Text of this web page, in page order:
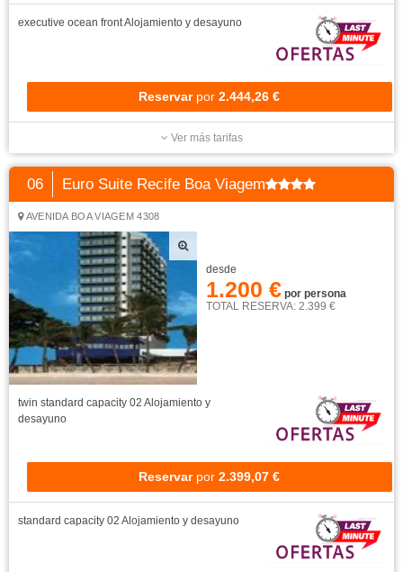
executive ocean frontAlojamiento y desayuno
Reservar por 2.444,26 €
Ver más tarifas
06 Euro Suite Recife Boa Viagem
AVENIDA BOA VIAGEM 4308
desde
1.200 € por persona
TOTAL RESERVA: 2.399 €
twin standard capacity 02 Alojamiento y
desayuno
Reservar por 2.399,07 €
standard capacity 02 Alojamiento y desayuno